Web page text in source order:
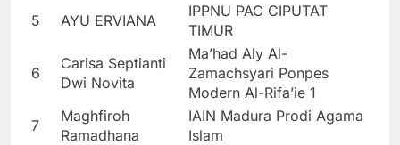
5
AYU ERVIANA
IPPNU PAC CIPUTAT
TIMUR
6
Carisa Septianti
Dwi Novita
Ma’had Aly Al-
Zamachsyari Ponpes
Modern Al-Rifa’ie 1
7
Maghfiroh
Ramadhana
IAIN Madura Prodi Agama
Islam